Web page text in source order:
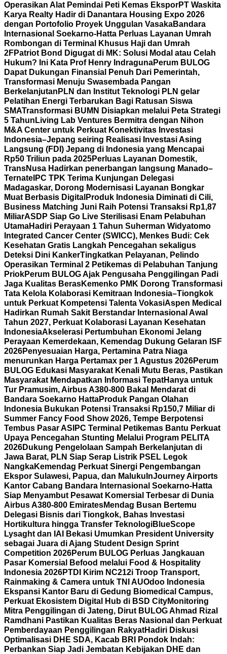
Operasikan Alat Pemindai Peti Kemas EksporPT Waskita
Karya Realty Hadir di Danantara Housing Expo 2026
dengan Portofolio Proyek Unggulan VasakaBandara
Internasional Soekarno-Hatta Perluas Layanan Umrah
Rombongan di Terminal Khusus Haji dan Umrah
2FPatriot Bond Digugat di MK: Solusi Modal atau Celah
Hukum? Ini Kata Prof Henry IndragunaPerum BULOG
Dapat Dukungan Finansial Penuh Dari Pemerintah,
Transformasi Menuju Swasembada Pangan
Berkelanjutan PLN dan Institut Teknologi PLN gelar
Pelatihan Energi Terbarukan Bagi Ratusan Siswa
SMATransformasi BUMN Disiapkan melalui Peta Strategi
5 Tahun Living Lab Ventures Bermitra dengan Nihon
M&A Center untuk Perkuat Konektivitas Investasi
Indonesia–Jepang seiring Realisasi Investasi Asing
Langsung (FDI) Jepang di Indonesia yang Mencapai
Rp50 Triliun pada 2025Perluas Layanan Domestik,
TransNusa Hadirkan penerbangan langsung Manado–
Ternate IPC TPK Terima Kunjungan Delegasi
Madagaskar, Dorong Modernisasi Layanan Bongkar
Muat Berbasis Digital Produk Indonesia Diminati di Cili,
Business Matching Juni Raih Potensi Transaksi Rp1,87
MiliarASDP Siap Go Live Sterilisasi Enam Pelabuhan
UtamaHadiri Perayaan 1 Tahun Suherman Widyatomo
Integrated Cancer Center (SWICC), Menkes Budi: Cek
Kesehatan Gratis Langkah Pencegahan sekaligus
Deteksi Dini KankerTingkatkan Pelayanan, Pelindo
Operasikan Terminal 2 Petikemas di Pelabuhan Tanjung
PriokPerum BULOG Ajak Pengusaha Penggilingan Padi
Jaga Kualitas BerasKemenko PMK Dorong Transformasi
Tata Kelola Kolaborasi Kemitraan Indonesia–Tiongkok
untuk Perkuat Kompetensi Talenta VokasiAspen Medical
Hadirkan Rumah Sakit Berstandar Internasional Awal
Tahun 2027, Perkuat Kolaborasi Layanan Kesehatan
IndonesiaAkselerasi Pertumbuhan Ekonomi Jelang
Perayaan Kemerdekaan, Kemendag Dukung Gelaran ISF
2026Penyesuaian Harga, Pertamina Patra Niaga
menurunkan Harga Pertamax per 1 Agustus 2026Perum
BULOG Edukasi Masyarakat Kenali Mutu Beras, Pastikan
Masyarakat Mendapatkan Informasi TepatHanya untuk
Tur Pramusim, Airbus A380-800 Bakal Mendarat di
Bandara Soekarno HattaProduk Pangan Olahan
Indonesia Bukukan Potensi Transaksi Rp150,7 Miliar di
Summer Fancy Food Show 2026, Tempe Berpotensi
Tembus Pasar AS IPC Terminal Petikemas Bantu Perkuat
Upaya Pencegahan Stunting Melalui Program PELITA
2026Dukung Pengelolaan Sampah Berkelanjutan di
Jawa Barat, PLN Siap Serap Listrik PSEL Legok
NangkaKemendag Perkuat Sinergi Pengembangan
Ekspor Sulawesi, Papua, dan Maluku InJourney Airports
Kantor Cabang Bandara Internasional Soekarno-Hatta
Siap Menyambut Pesawat Komersial Terbesar di Dunia
Airbus A380-800 EmiratesMendag Busan Bertemu
Delegasi Bisnis dari Tiongkok, Bahas Investasi
Hortikultura hingga Transfer TeknologiBlueScope
Lysaght dan IAI Bekasi Umumkan President University
sebagai Juara di Ajang Student Design Sprint
Competition 2026Perum BULOG Perluas Jangkauan
Pasar Komersial Befood melalui Food & Hospitality
Indonesia 2026PTDI Kirim NC212i Troop Transport,
Rainmaking & Camera untuk TNI AUOdoo Indonesia
Ekspansi Kantor Baru di Gedung Biomedical Campus,
Perkuat Ekosistem Digital Hub di BSD CityMonitoring
Mitra Penggilingan di Jateng, Dirut BULOG Ahmad Rizal
Ramdhani Pastikan Kualitas Beras Nasional dan Perkuat
Pemberdayaan Penggilingan RakyatHadiri Diskusi
Optimalisasi DHE SDA, Kacab BRI Pondok Indah:
Perbankan Siap Jadi Jembatan Kebijakan DHE dan